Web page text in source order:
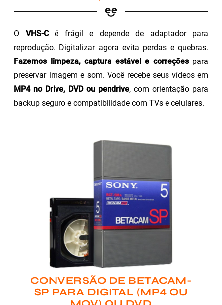
O VHS-Cé frágil e depende de adaptador para
reprodução. Digitalizar agora evita perdas e quebras.
Fazemos limpeza, captura estável e correçõespara
preservar imagem e som. Você recebe seus vídeos em
MP4 no Drive, DVD ou pendrive, com orientação para
backup seguro e compatibilidade com TVs e celulares.
CONVERSÃO DE BETACAM-
SP PARA DIGITAL (MP4 OU